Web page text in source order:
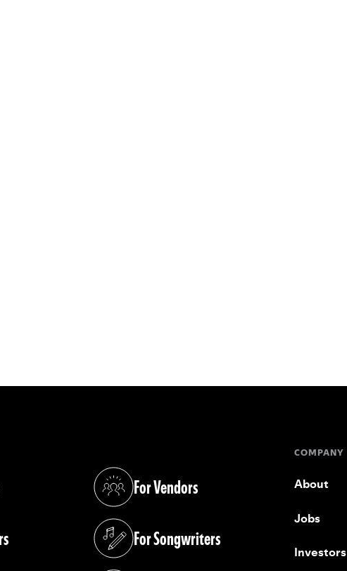
For Vendors
(opens in a new tab)
For Songwriters
(opens in a new tab)
COMPANY
About
Jobs
Investors